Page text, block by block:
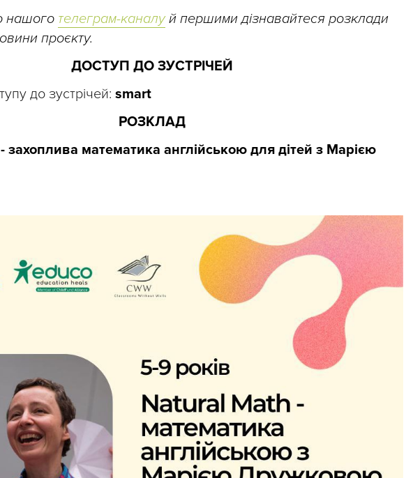
нашого телеграм-каналуй першими дізнавайтеся розклади
проєкту.
ДОСТУП ДО ЗУСТРІЧЕЙ
до зустрічей: smart
РОЗКЛАД
захоплива математика англійською для дітей з Марією